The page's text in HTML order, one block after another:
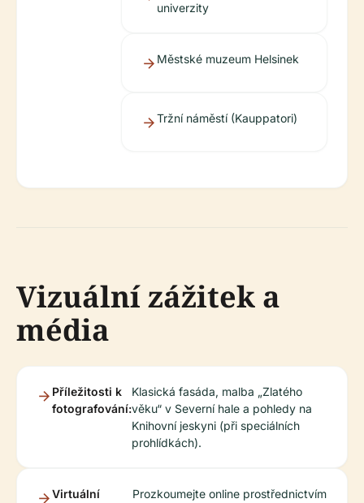
univerzity
Městské muzeum Helsinek
Tržní náměstí (Kauppatori)
Vizuální zážitek a
média
Příležitosti k
fotografování:
Klasická fasáda, malba „Zlatého
věku“ v Severní hale a pohledy na
Knihovní jeskyni (při speciálních
prohlídkách).
Virtuální
Prozkoumejte online prostřednictvím